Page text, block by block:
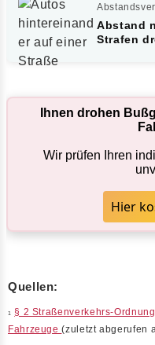
Abstand
Strafen
Ihnen drohen
Wir prüfen Ihren
Hier
Quellen:
1 § 2 Straßenverkehrs-
Fahrzeuge(zuletzt abgerufen